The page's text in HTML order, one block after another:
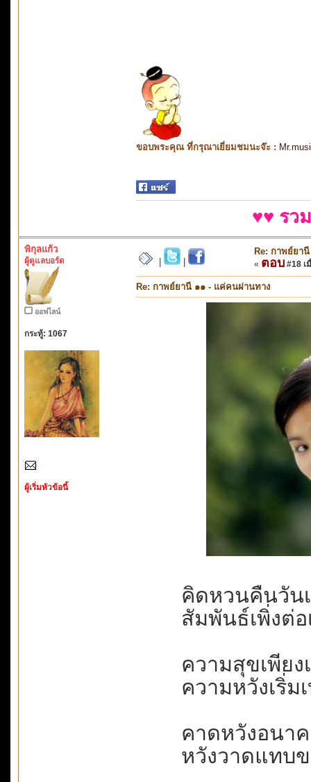
ขอบพระคุณ ที่กรุณาเยี่ยมชมนะจ๊ะ :
♥♥ รว
พิกุลแก้ว
ผู้ดูแลบอร์ด
ออฟไลน์
กระทู้: 1067
ผู้เริ่มหัวข้อนี้
Re: กาพย์ยา
« ตอบ #18 เ
Re: กาพย์ยานี ๑๑ - แค่คนผ่านทาง
คิดหวนคืนวันเ
สัมพันธ์เพิ่งต่
ความสุขเพีย
ความหวังเริ่
คาดหวังอนา
หวังวาดแทบ